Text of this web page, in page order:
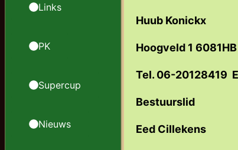
Links
PK
Supercup
Nieuws
Huub Konickx
Hoogveld 1
Tel. 06-20128419
Bestuurslid
Eed Cillekens